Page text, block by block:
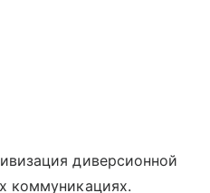
диверсионной
коммуникациях.